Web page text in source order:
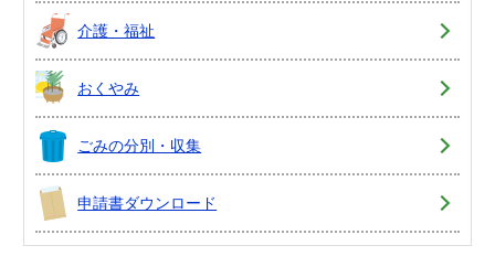
介護・福祉
おくやみ
ごみの分別・収集
申請書ダウンロード